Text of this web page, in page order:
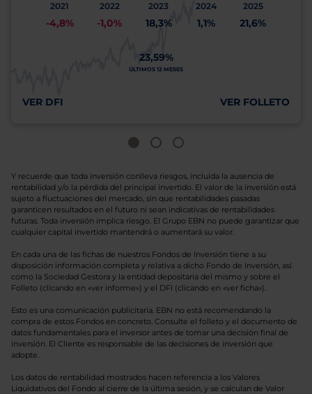
2021
-4,8%
2022
-1,0%
2023
18,3%
2024
1,1%
2025
21,6%
23,59%
ÚLTIMOS 12 MESES
VER DFI VER FOLLETO
Y recuerde que toda inversión conlleva riesgos, incluida la ausencia de
rentabilidad y/o la pérdida del principal invertido. El valor de la inversión está
sujeto a fluctuaciones del mercado, sin que rentabilidades pasadas
garanticen resultados en el futuro ni sean indicativas de rentabilidades
futuras. Toda inversión implica riesgo. El Grupo EBN no puede garantizar que
cualquier capital invertido mantendrá o aumentará su valor.
En cada una de las fichas de nuestros Fondos de Inversión tiene a su
disposición información completa y relativa a dicho Fondo de Inversión, así
como la Sociedad Gestora y la entidad depositaria del mismo y sobre el
Folleto (clicando en «ver informe») y el DFI (clicando en «ver ficha»).
Esto es una comunicación publicitaria. EBN no está recomendando la
compra de estos Fondos en concreto. Consulte el folleto y el documento de
datos fundamentales para el inversor antes de tomar una decisión final de
inversión. El Cliente es responsable de las decisiones de inversión que
adopte.
Los datos de rentabilidad mostrados hacen referencia a los Valores
Liquidativos del Fondo al cierre de la última sesión, y se calculan de Valor